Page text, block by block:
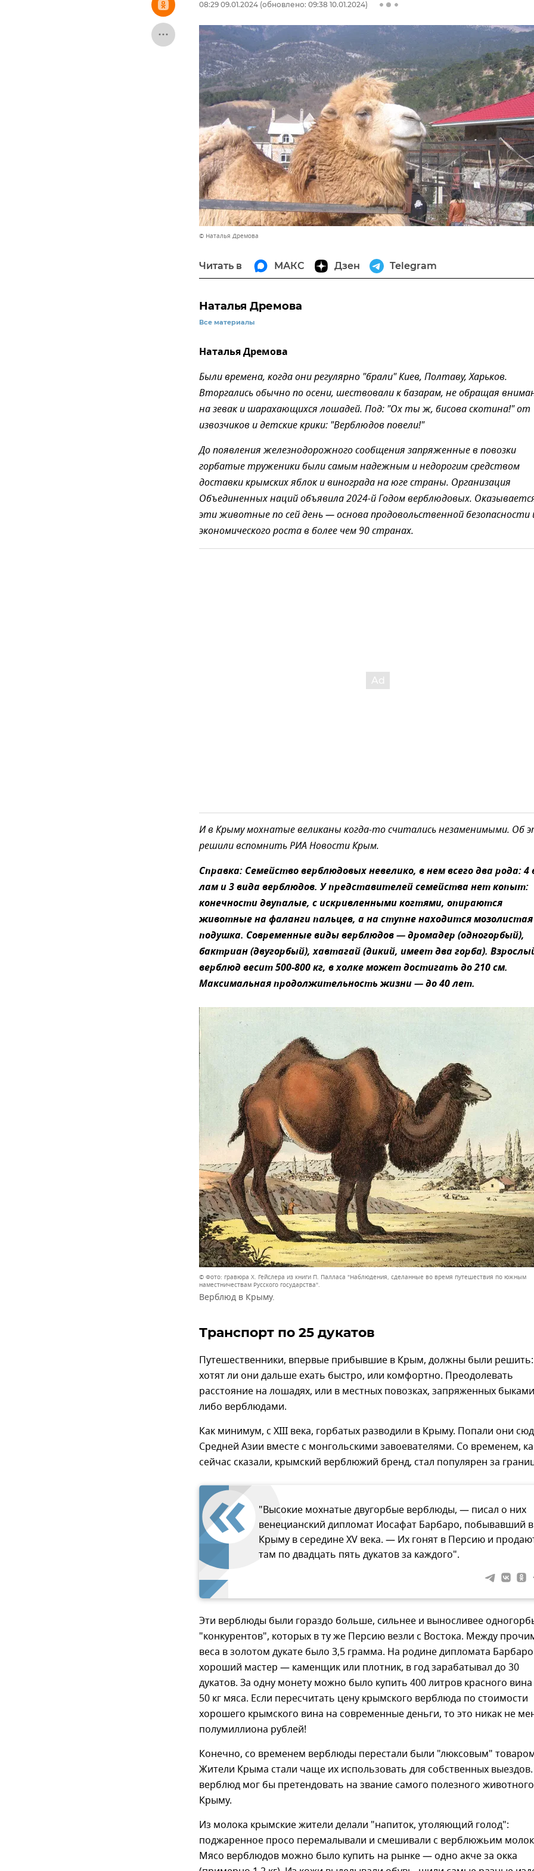
08:29 09.01.2024 (обновлено: 09:38 10.01.2024)
© Наталья Дремова
Читать в МАКС Дзен Telegram
Наталья Дремова
Все материалы
Наталья Дремова
Были времена, когда они регулярно "брали" Киев, Полтаву, Харьков.
Вторгались обычно по осени, шествовали к базарам, не обращая
на зевак и шарахающихся лошадей. Под: "Ох ты ж, бисова скотина!" от
извозчиков и детские крики: "Верблюдов повели!"
До появления железнодорожного сообщения запряженные в повозки
горбатые труженики были самым надежным и недорогим средством
доставки крымских яблок и винограда на юге страны. Организация
Объединенных наций объявила 2024-й Годом верблюдовых.
эти животные по сей день — основа продовольственной безопасности
экономического роста в более чем 90 странах.
И в Крыму мохнатые великаны когда-то считались незаменимыми. Об
решили вспомнить РИА Новости Крым.
Справка: Семейство верблюдовых невелико, в нем всего два рода: 4
лам и 3 вида верблюдов. У представителей семейства нет копыт:
конечности двупалые, с искривленными когтями, опираются
животные на фаланги пальцев, а на ступне находится мозолистая
подушка. Современные виды верблюдов — дромадер (одногорбый),
бактриан (двугорбый), хавтагай (дикий, имеет два горба).
верблюд весит 500-800 кг, в холке может достигать до 210 см.
Максимальная продолжительность жизни — до 40 лет.
© Фото: гравюра Х. Гейслера из книги П. Палласа "Наблюдения, сделанные во время путешествия по южным
наместничествам Русского государства".
Верблюд в Крыму.
Транспорт по 25 дукатов
Путешественники, впервые прибывшие в Крым, должны были решить:
хотят ли они дальше ехать быстро, или комфортно. Преодолевать
расстояние на лошадях, или в местных повозках, запряженных
либо верблюдами.
Как минимум, с XIII века, горбатых разводили в Крыму. Попали они
Средней Азии вместе с монгольскими завоевателями. Со временем,
сейчас сказали, крымский верблюжий бренд, стал популярен за
"Высокие мохнатые двугорбые верблюды, — писал о них
венецианский дипломат Иосафат Барбаро, побывавший в
Крыму в середине XV века. — Их гонят в Персию и
там по двадцать пять дукатов за каждого".
Эти верблюды были гораздо больше, сильнее и выносливее
"конкурентов", которых в ту же Персию везли с Востока. Между
веса в золотом дукате было 3,5 грамма. На родине дипломата Барбаро
хороший мастер — каменщик или плотник, в год зарабатывал до 30
дукатов. За одну монету можно было купить 400 литров красного
50 кг мяса. Если пересчитать цену крымского верблюда по стоимости
хорошего крымского вина на современные деньги, то это никак не
полумиллиона рублей!
Конечно, со временем верблюды перестали были "люксовым"
Жители Крыма стали чаще их использовать для собственных
верблюд мог бы претендовать на звание самого полезного
Крыму.
Из молока крымские жители делали "напиток, утоляющий голод":
поджаренное просо перемалывали и смешивали с верблюжьим
Мясо верблюдов можно было купить на рынке — одно акче за окка